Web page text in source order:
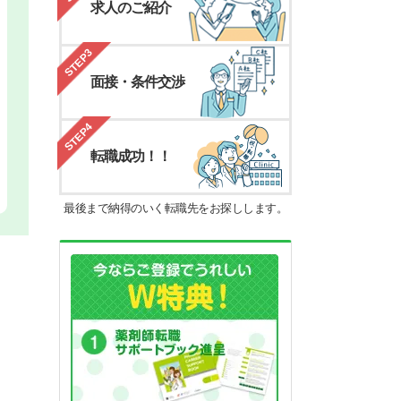
求人のご紹介
STEP3
面接・条件交渉
STEP4
転職成功！！
最後まで納得のいく転職先をお探しします。